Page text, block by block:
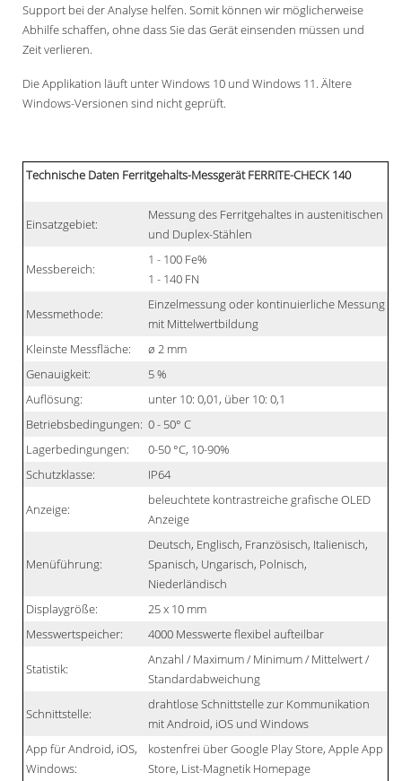
Support bei der Analyse helfen. Somit können wir möglicherweise
Abhilfe schaffen, ohne dass Sie das Gerät einsenden müssen und
Zeit verlieren.
Die Applikation läuft unter Windows 10 und Windows 11. Ältere
Windows-Versionen sind nicht geprüft.
Technische Daten Ferritgehalts-Messgerät FERRITE-CHECK 140
Einsatzgebiet:
Messung des Ferritgehaltes in austenitischen
und Duplex-Stählen
Messbereich:
1 - 100 Fe%
1 - 140 FN
Messmethode:
Einzelmessung oder kontinuierliche Messung
mit Mittelwertbildung
Kleinste Messfläche:
ø 2 mm
Genauigkeit:
5 %
Auflösung:
unter 10: 0,01, über 10: 0,1
Betriebsbedingungen: 0 - 50° C
Lagerbedingungen:
0-50 °C, 10-90%
Schutzklasse:
IP64
Anzeige:
beleuchtete kontrastreiche grafische OLED
Anzeige
Menüführung:
Deutsch, Englisch, Französisch, Italienisch,
Spanisch, Ungarisch, Polnisch,
Niederländisch
Displaygröße:
25 x 10 mm
Messwertspeicher:
4000 Messwerte flexibel aufteilbar
Statistik:
Anzahl / Maximum / Minimum / Mittelwert /
Standardabweichung
Schnittstelle:
drahtlose Schnittstelle zur Kommunikation
mit Android, iOS und Windows
App für Android, iOS,
Windows:
kostenfrei über Google Play Store, Apple App
Store, List-Magnetik Homepage